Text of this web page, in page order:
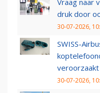
Vraag naar
druk door
30-07-2026,
SWISS-
veroorzaakt
30-07-2026,